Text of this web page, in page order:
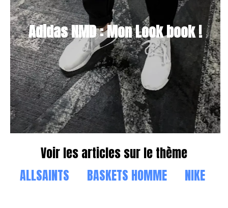
Adidas NMD : Mon Look book !
Voir les articles sur le thème
ALLSAINTS
BASKETS HOMME NIKE